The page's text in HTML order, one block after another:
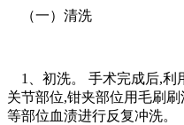
（一）清洗
1、初洗。 手术完成后,利
关节部位,钳夹部位用毛刷
等部位血渍进行反复冲洗。